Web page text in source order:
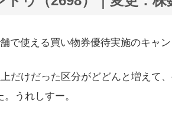
で使える買い物券優待実施のキャ
だけだった区分がどどんと増えて
うれしすー。